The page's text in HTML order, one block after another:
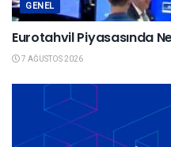
GENEL
Eurotahvil Piyasasında
7 AĞUSTOS 2026